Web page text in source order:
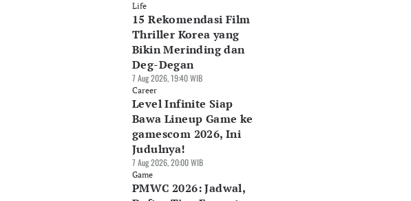
Life
15 Rekomendasi Film
Thriller Korea yang
Bikin Merinding dan
Deg-Degan
7 Aug 2026, 19:40 WIB
Career
Level Infinite Siap
Bawa Lineup Game ke
gamescom 2026, Ini
Judulnya!
7 Aug 2026, 20:00 WIB
Game
PMWC 2026: Jadwal,